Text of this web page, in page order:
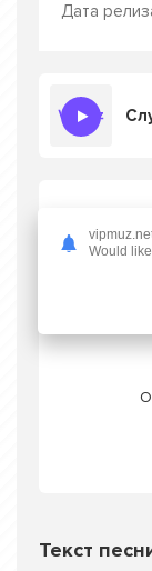
Дата
Карета
Текст
Would